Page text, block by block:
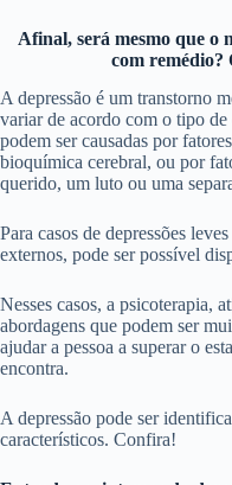
Afinal, será mesmo que o
com remédio?
A depressão é um transtorno
variar de acordo com o tipo de
podem ser causadas por
bioquímica cerebral, ou por
querido, um luto ou uma
Para casos de depressões
externos, pode ser possível
Nesses casos, a psicoterapia,
abordagens que podem ser
ajudar a pessoa a superar o
encontra.
A depressão pode ser
característicos. Confira!